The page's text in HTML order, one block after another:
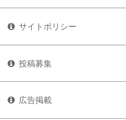
サイトポリシー
投稿募集
広告掲載